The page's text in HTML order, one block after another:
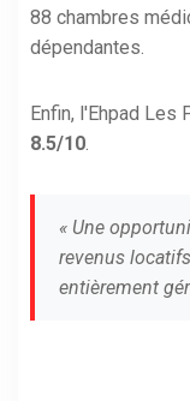
88 chambres
dépendantes.
Enfin, l'Ehpad Les
8.5/10
« Une
revenus
entièrement